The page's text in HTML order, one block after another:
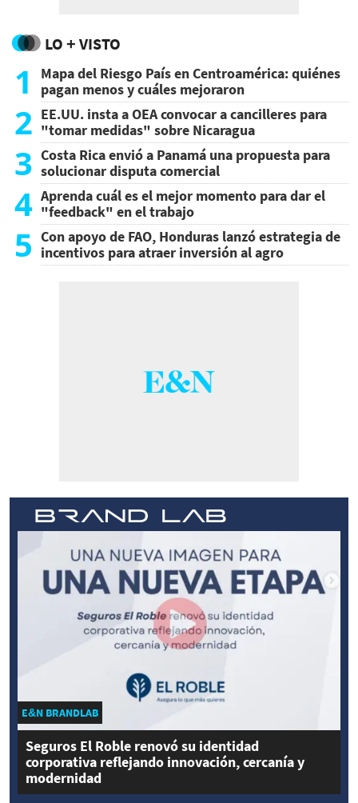
LO + VISTO
1
Mapa del Riesgo País en Centroamérica: quiénes
pagan menos y cuáles mejoraron
2 EE.UU. insta a OEA convocar a cancilleres para
"tomar medidas" sobre Nicaragua
3 Costa Rica envió a Panamá una propuesta para
solucionar disputa comercial
4 Aprenda cuál es el mejor momento para dar el
"feedback" en el trabajo
5 Con apoyo de FAO, Honduras lanzó estrategia de
incentivos para atraer inversión al agro
E&N BRANDLAB
Seguros El Roble renovó su identidad
corporativa reflejando innovación, cercanía y
modernidad